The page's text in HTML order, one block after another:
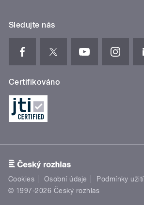
Sledujte nás
Certifikováno
Cookies Osobní údaje Podmínky užití
© 1997-2026 Český rozhlas